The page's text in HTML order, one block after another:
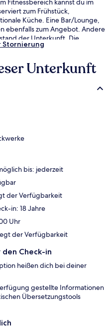
Fitnessbereich kannst du im
zum Frühstück,
Küche. Eine Bar/Lounge,
ebenfalls zum Angebot. Andere
der Unterkunft. Die
kurzen Fußmarsch entfernt:
Stadtgrenze 10 Minuten.
Stornierung
Unterkunft
bis: jederzeit
der Verfügbarkeit
in: 18 Jahre
Uhr
der Verfügbarkeit
Check-in
heißen dich bei deiner
gestellte Informationen
Übersetzungstools